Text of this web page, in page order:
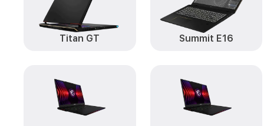
Titan GT Summit E16